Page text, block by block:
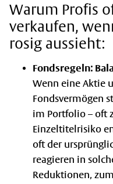
Warum Profis
verkaufen,
rosig aussieht:
Fondsregeln:
Wenn eine Aktie
Fondsvermögen
im Portfolio – oft
Einzeltitelrisiko
oft der
reagieren in
Reduktionen,